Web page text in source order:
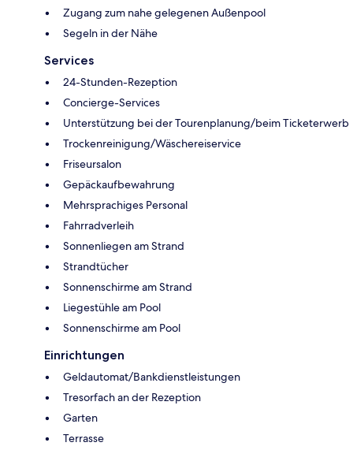
Zugang zum nahe gelegenen Außenpool
Segeln in der Nähe
Services
24-Stunden-Rezeption
Concierge-Services
Unterstützung bei der Tourenplanung/beim Ticketerwerb
Trockenreinigung/Wäschereiservice
Friseursalon
Gepäckaufbewahrung
Mehrsprachiges Personal
Fahrradverleih
Sonnenliegen am Strand
Strandtücher
Sonnenschirme am Strand
Liegestühle am Pool
Sonnenschirme am Pool
Einrichtungen
Geldautomat/Bankdienstleistungen
Tresorfach an der Rezeption
Garten
Terrasse